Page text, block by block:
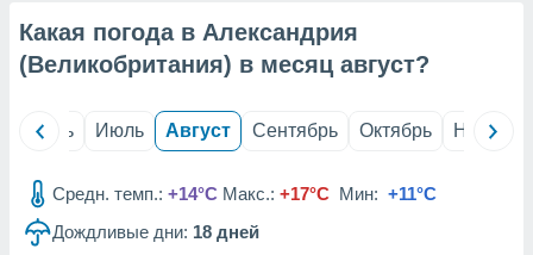
рекламы
Какая погода в Александрия
(Великобритания) в месяц август?
Июнь Июль Август Сентябрь Октябрь Ноябрь
Средн. темп.: +14°C Макс.: +17°C Мин: +11°C
Дождливые дни: 18 дней